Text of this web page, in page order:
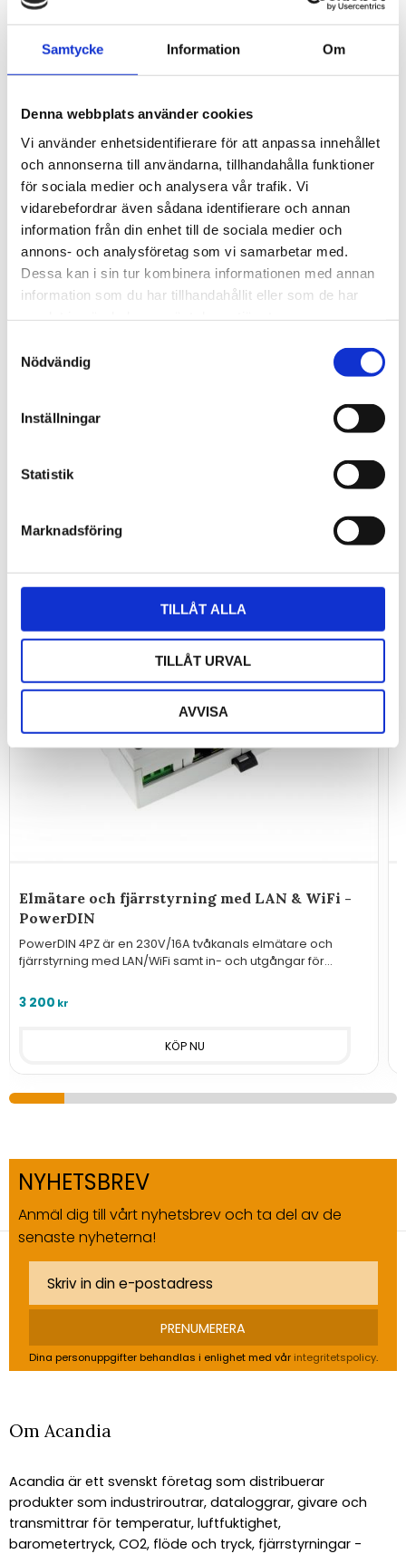
Samtycke Information Om
Denna webbplats använder cookies
Vi använder enhetsidentifierare för att anpassa innehållet
och annonserna till användarna, tillhandahålla funktioner
för sociala medier och analysera vår trafik. Vi
vidarebefordrar även sådana identifierare och annan
information från din enhet till de sociala medier och
annons- och analysföretag som vi samarbetar med.
Dessa kan i sin tur kombinera informationen med annan
information som du har tillhandahållit eller som de har
Nödvändig
Inställningar
Statistik
Marknadsföring
TILLÅT ALLA
TILLÅT URVAL
AVVISA
STÄLL EN FRÅGA OM PRODUKTEN
Egenskaper Applikationer Öppen API
Omdömen
Du
Elmätare och fjärrstyrning med LAN & WiFi -
PowerDIN
PowerDIN 4PZ är en 230V/16A tvåkanals elmätare och
fjärrstyrning med LAN/WiFi samt in- och utgångar för
3 200 kr
NYHETSBREV
Anmäl dig till vårt nyhetsbrev och ta del av de
senaste nyheterna!
PRENUMERERA
Dina personuppgifter behandlas i enlighet med vår integritetspolicy.
Om Acandia
Acandia är ett svenskt företag som distribuerar
produkter som industriroutrar, dataloggrar, givare och
transmittrar för temperatur, luftfuktighet,
barometertryck, CO2, flöde och tryck, fjärrstyrningar -